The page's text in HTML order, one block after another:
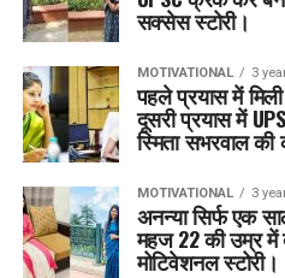
सक्सेस स्टोरी।
MOTIVATIONAL 3
पहले प्रयास में
दूसरी प्रयास में
स्मिता सभरवाल की
MOTIVATIONAL 3
अनन्या सिर्फ एक
महज 22 की उम्र में
मोटिवेशनल स्टोरी।